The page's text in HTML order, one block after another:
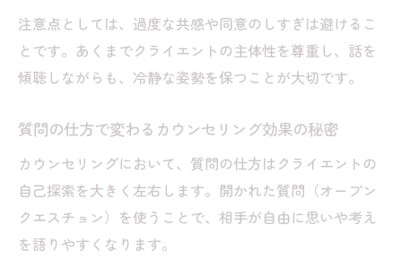
注意点としては、過度な共感や同意のしすぎは避けるこ
とです。あくまでクライエントの主体性を尊重し、話を
傾聴しながらも、冷静な姿勢を保つことが大切です。
質問の仕方で変わるカウンセリング効果の秘密
カウンセリングにおいて、質問の仕方はクライエントの
自己探索を大きく左右します。開かれた質問（オープン
クエスチョン）を使うことで、相手が自由に思いや考え
を語りやすくなります。